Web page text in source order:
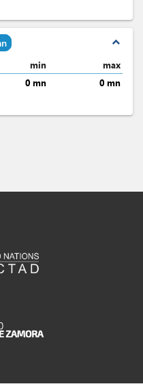
expand_less
min
max
0 mn
0 mn